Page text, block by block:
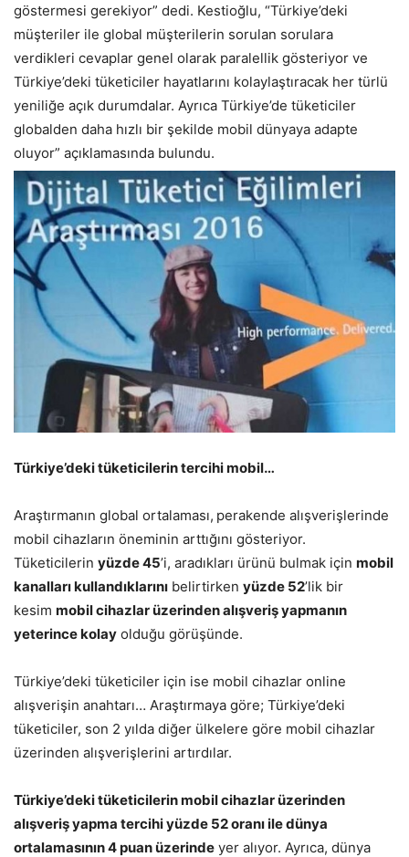
göstermesi gerekiyor” dedi. Kestioğlu, “Türkiye’deki
müşteriler ile global müşterilerin sorulan sorulara
verdikleri cevaplar genel olarak paralellik gösteriyor ve
Türkiye’deki tüketiciler hayatlarını kolaylaştıracak her türlü
yeniliğe açık durumdalar. Ayrıca Türkiye’de tüketiciler
globalden daha hızlı bir şekilde mobil dünyaya adapte
oluyor” açıklamasında bulundu.
Türkiye’deki tüketicilerin tercihi mobil…
Araştırmanın global ortalaması, perakende alışverişlerinde
mobil cihazların öneminin arttığını gösteriyor.
Tüketicilerin yüzde 45’i, aradıkları ürünü bulmak için mobil
kanalları kullandıklarını belirtirken yüzde 52’lik bir
kesim mobil cihazlar üzerinden alışveriş yapmanın
yeterince kolay olduğu görüşünde.
Türkiye’deki tüketiciler için ise mobil cihazlar online
alışverişin anahtarı… Araştırmaya göre; Türkiye’deki
tüketiciler, son 2 yılda diğer ülkelere göre mobil cihazlar
üzerinden alışverişlerini artırdılar.
Türkiye’deki tüketicilerin mobil cihazlar üzerinden
alışveriş yapma tercihi yüzde 52 oranı ile dünya
ortalamasının 4 puan üzerinde yer alıyor. Ayrıca, dünya